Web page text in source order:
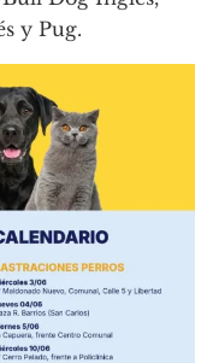
y Pug.